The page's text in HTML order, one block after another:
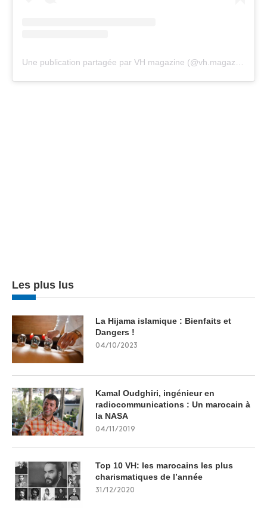
Une publication partagée par VH magazine (@vh.magazine)
Les plus lus
La Hijama islamique : Bienfaits et
Dangers !
04/10/2023
Kamal Oudghiri, ingénieur en
radiocommunications : Un marocain à
la NASA
04/11/2019
Top 10 VH: les marocains les plus
charismatiques de l’année
31/12/2020